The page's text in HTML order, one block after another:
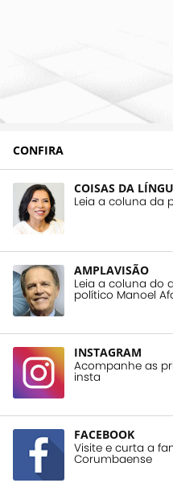
CONFIRA
COISAS DA
Leia a coluna da
AMPLAVISÃO
Leia a coluna do
político Manoel
INSTAGRAM
Acompanhe as
insta
FACEBOOK
Visite e curta a
Corumbaense